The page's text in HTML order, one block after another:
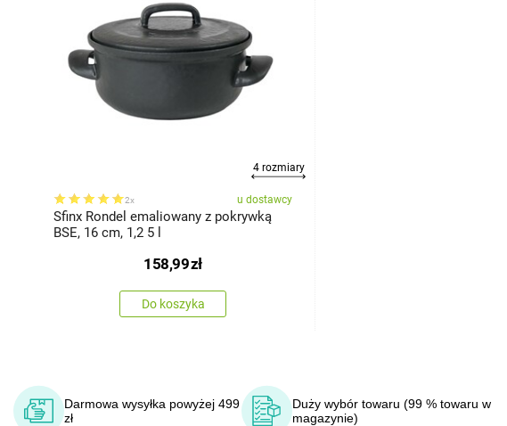
4 rozmiary
2x u dostawcy
Sfinx Rondel emaliowany z pokrywką
BSE, 16 cm, 1,2 5 l
158,99zł
Do koszyka
Darmowa wysyłka powyżej 499
zł
Duży wybór towaru (99 % towaru w
magazynie)